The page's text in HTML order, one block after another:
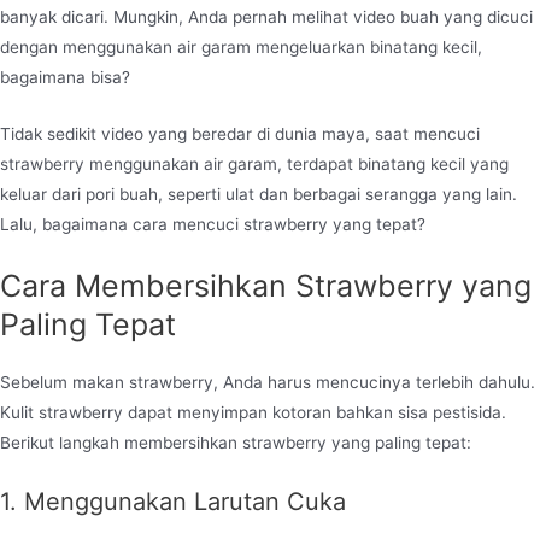
banyak dicari. Mungkin, Anda pernah melihat video buah yang dicuci
dengan menggunakan air garam mengeluarkan binatang kecil,
bagaimana bisa?
Tidak sedikit video yang beredar di dunia maya, saat mencuci
strawberry menggunakan air garam, terdapat binatang kecil yang
keluar dari pori buah, seperti ulat dan berbagai serangga yang lain.
Lalu, bagaimana cara mencuci strawberry yang tepat?
Cara Membersihkan Strawberry yang
Paling Tepat
Sebelum makan strawberry, Anda harus mencucinya terlebih dahulu.
Kulit strawberry dapat menyimpan kotoran bahkan sisa pestisida.
Berikut langkah membersihkan strawberry yang paling tepat:
1. Menggunakan Larutan Cuka